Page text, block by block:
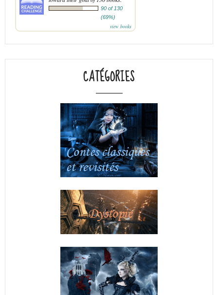
90 of 130
(69%)
view books
CATÉGORIES